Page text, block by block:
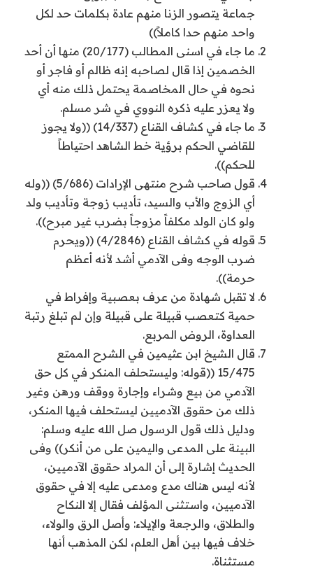
جماعة يتصور الزنا منهم عادة بكلمات حد لكل
واحد منهم حدا كاملاً))
ما جاء في اسنى المطالب (20/177) منها أن أحد
الخصمين إذا قال لصاحبه إنه ظالم أو فاجر أو
نحوه في حال المخاصمة يحتمل ذلك منه أي
ولا يعزر عليه ذكره النووي في شر مسلم.
ما جاء في كشاف القناع (14/337) ((ولا يجوز
للقاضي الحكم برؤية خط الشاهد احتياطاً
للحكم)).
قول صاحب شرح منتهى الإرادات (5/686) ((وله
أي الزوج والأب والسيد، تأديب زوجة وتأديب ولد
ولو كان الولد مكلفاً مزوجاً بضرب غير مبرح)).
قوله في كشاف القناع (4/2846) ((ويحرم
ضرب الوجه وفى الآدمي أشد لأنه أعظم
حرمة)).
لا تقبل شهادة من عرف بعصبية وإفراط في
حمية كتعصب قبيلة على قبيلة وإن لم تبلغ رتبة
العداوة، الروض المربع.
قال الشيخ ابن عثيمين في الشرح الممتع
15/475 ((قوله: وليستحلف المنكر في كل حق
الآدمي من بيع وشراء وإجارة ووقف ورهن وغير
ذلك من حقوق الآدميين ليستحلف فيها المنكر،
ودليل ذلك قول الرسول صل الله عليه وسلم:
البينة على المدعى واليمين على من أنكر)) وفى
الحديث إشارة إلى أن المراد حقوق الآدميين،
لأنه ليس هناك مدع ومدعى عليه إلا في حقوق
الآدميين، واستثنى المؤلف فقال إلا النكاح
والطلاق، والرجعة والإيلاء: وأصل الرق والولاء،
خلاف فيها بين أهل العلم، لكن المذهب أنها
مستثناة.